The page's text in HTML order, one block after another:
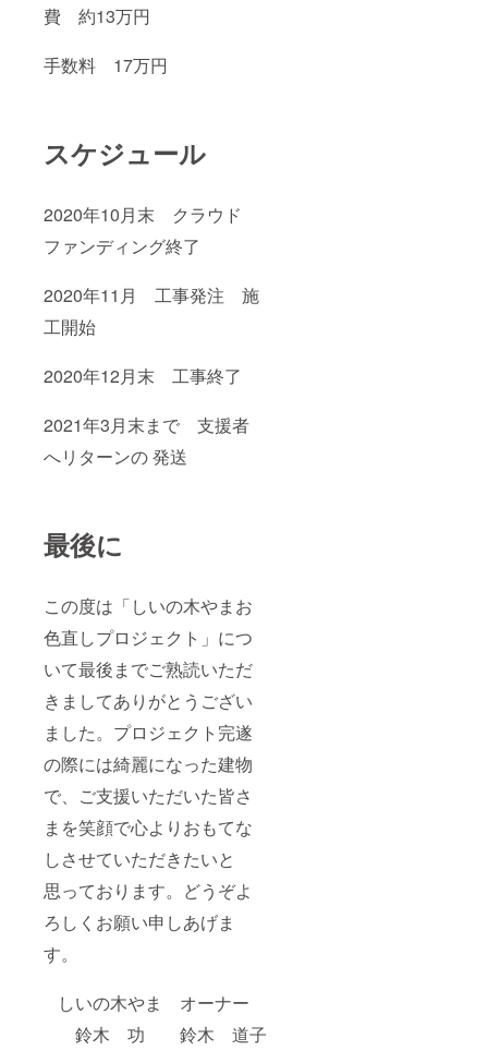
費 約13万円
手数料 17万円
スケジュール
2020年10月末 クラウド
ファンディング終了
2020年11月 工事発注 施
工開始
2020年12月末 工事終了
2021年3月末まで 支援者
へリターンの 発送
最後に
この度は「しいの木やまお
色直しプロジェクト」につ
いて最後までご熟読いただ
きましてありがとうござい
ました。プロジェクト完遂
の際には綺麗になった建物
で、ご支援いただいた皆さ
まを笑顔で心よりおもてな
しさせていただきたいと
思っております。どうぞよ
ろしくお願い申しあげま
す。
しいの木やま オーナー
鈴木 功 鈴木 道子